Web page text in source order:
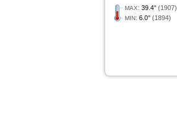
MAX: 39.4° (1907)
MIN: 6.0° (1894)